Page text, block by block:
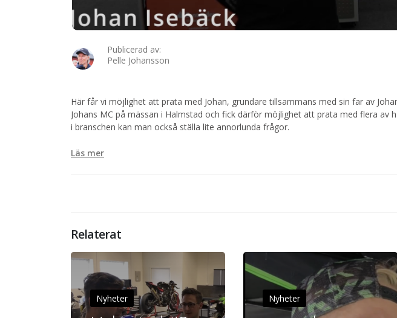
00:00
Publicerad av:
Pelle Johansson
Här får vi möjlighet att prata med Johan, grundare tillsammans med sin far av
Johans MC på mässan i Halmstad och fick därför möjlighet att prata med flera av
i branschen kan man också ställa lite annorlunda frågor.
Läs mer
Relaterat
Nyheter Nyheter